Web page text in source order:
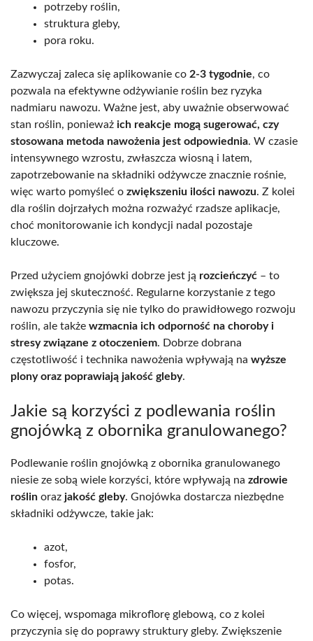
potrzeby roślin,
struktura gleby,
pora roku.
Zazwyczaj zaleca się aplikowanie co 2-3 tygodnie, co
pozwala na efektywne odżywianie roślin bez ryzyka
nadmiaru nawozu. Ważne jest, aby uważnie obserwować
stan roślin, ponieważ ich reakcje mogą sugerować, czy
stosowana metoda nawożenia jest odpowiednia. W czasie
intensywnego wzrostu, zwłaszcza wiosną i latem,
zapotrzebowanie na składniki odżywcze znacznie rośnie,
więc warto pomyśleć o zwiększeniu ilości nawozu. Z kolei
dla roślin dojrzałych można rozważyć rzadsze aplikacje,
choć monitorowanie ich kondycji nadal pozostaje
kluczowe.
Przed użyciem gnojówki dobrze jest ją rozcieńczyć – to
zwiększa jej skuteczność. Regularne korzystanie z tego
nawozu przyczynia się nie tylko do prawidłowego rozwoju
roślin, ale także wzmacnia ich odporność na choroby i
stresy związane z otoczeniem. Dobrze dobrana
częstotliwość i technika nawożenia wpływają na wyższe
plony oraz poprawiają jakość gleby.
Jakie są korzyści z podlewania roślin
gnojówką z obornika granulowanego?
Podlewanie roślin gnojówką z obornika granulowanego
niesie ze sobą wiele korzyści, które wpływają na zdrowie
roślin oraz jakość gleby. Gnojówka dostarcza niezbędne
składniki odżywcze, takie jak:
azot,
fosfor,
potas.
Co więcej, wspomaga mikroflorę glebową, co z kolei
przyczynia się do poprawy struktury gleby. Zwiększenie